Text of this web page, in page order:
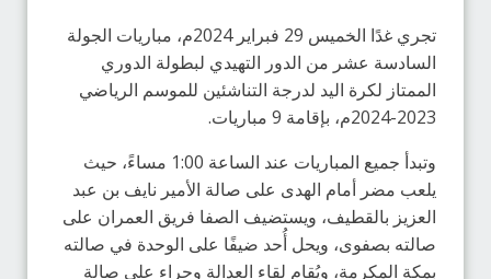
تجري غدًا الخميس 29 فبراير 2024م، مباريات الجولة
السادسة عشر من الدور التهيدي لبطولة الدوري
الممتاز لكرة اليد لدرجة التناشئين للموسم الرياضي
2023-2024م، بإقامة 9 مباريات.
وتبدأ جميع المباريات عند الساعة 1:00 مساءً، حيث
يلعب مضر أمام الهدى على صالة الأمير نايف بن عبد
العزيز بالقطيف، ويستضيف الصفا فريق العمران على
صالته بصفوى، ويحل أُحد ضيفًا على الوحدة في صالته
بمكة المكرمة، ويُقام لقاء العدالة وحراء على صالة